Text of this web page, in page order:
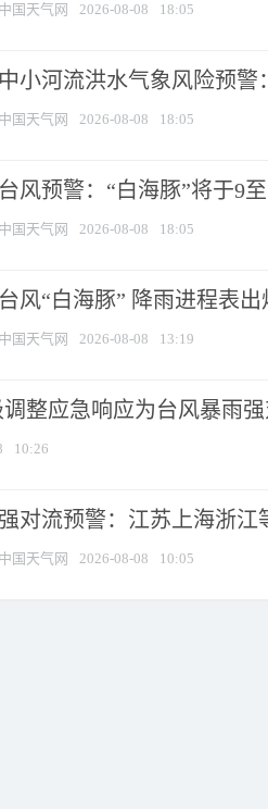
中国天气网 2026-08-08 18:05
中小河流洪水气象风险预
中国天气网 2026-08-08 18:05
台风预警：“白海豚”将于9
中国天气网 2026-08-08 18:05
台风“白海豚” 降雨进程表
中国天气网 2026-08-08 13:19
整应急响应为台风暴雨
10:26
强对流预警：江苏上海浙江
中国天气网 2026-08-08 10:05